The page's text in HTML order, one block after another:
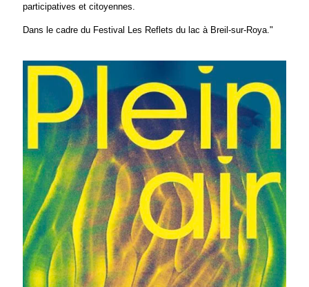
participatives et citoyennes.
Dans le cadre du Festival Les Reflets du lac à Breil-sur-Roya."